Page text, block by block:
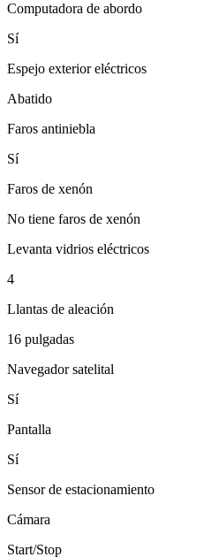
Computadora de abordo
Sí
Espejo exterior eléctricos
Abatido
Faros antiniebla
Sí
Faros de xenón
No tiene faros de xenón
Levanta vidrios eléctricos
4
Llantas de aleación
16 pulgadas
Navegador satelital
Sí
Pantalla
Sí
Sensor de estacionamiento
Cámara
Start/Stop